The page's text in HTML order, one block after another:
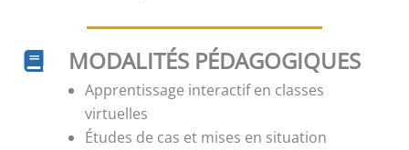
MODALITÉS PÉDAGOGIQUES
Apprentissage interactif en classes
virtuelles
Études de cas et mises en situation